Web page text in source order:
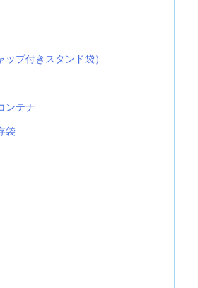
プ付きスタンド袋）
ンテナ
袋